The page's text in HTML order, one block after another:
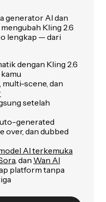
generator AI dan
Kling 2.6
lengkap — dari
dengan Kling 2.6
scene, dan
setelah
generated
over, dan dubbed
AI terkemuka
, dan Wan AI
platform tanpa